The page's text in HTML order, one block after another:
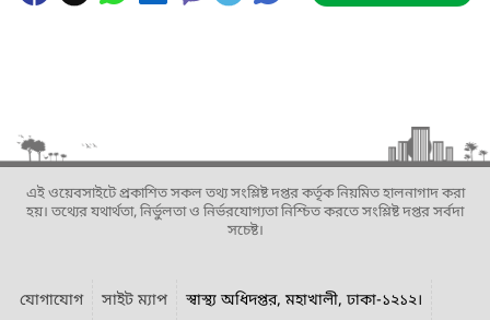
এই ওয়েবসাইটে প্রকাশিত সকল তথ্য সংশ্লিষ্ট দপ্তর কর্তৃক নিয়মিত হালনাগাদ করা
হয়। তথ্যের যথার্থতা, নির্ভুলতা ও নির্ভরযোগ্যতা নিশ্চিত করতে সংশ্লিষ্ট দপ্তর সর্বদা
সচেষ্ট।
যোগাযোগ সাইট ম্যাপ স্বাস্থ্য অধিদপ্তর, মহাখালী, ঢাকা-১২১২।